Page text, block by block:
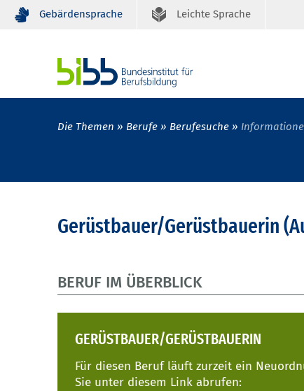
Gebärdensprache Leichte Sprache
Die Themen Berufe Berufesuche
Gerüstbauer/Gerüstbauerin
BERUF IM ÜBERBLICK
GERÜSTBAUER/GERÜSTBAUERIN
Für diesen Beruf läuft zurzeit ein
Sie unter diesem Link abrufen: